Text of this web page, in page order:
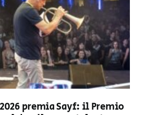
premia Sayf: il Premio